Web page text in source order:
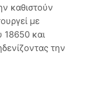
καθιστούν
με
18650 και
την